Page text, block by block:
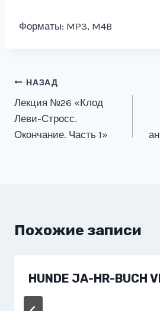
Форматы: MP3, M4B
Навигация
по
записям
НАЗАД
Лекция №26 «Клод
Леви-Стросс.
Окончание. Часть 1»
Похожие записи
HUNDE JA-HR-BUCH